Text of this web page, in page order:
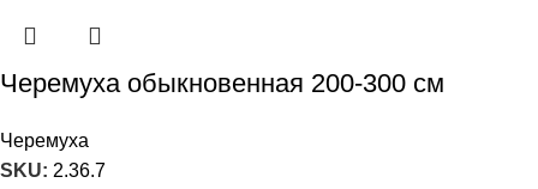
Черемуха обыкновенная 200-300 см
Черемуха
SKU: 2.36.7